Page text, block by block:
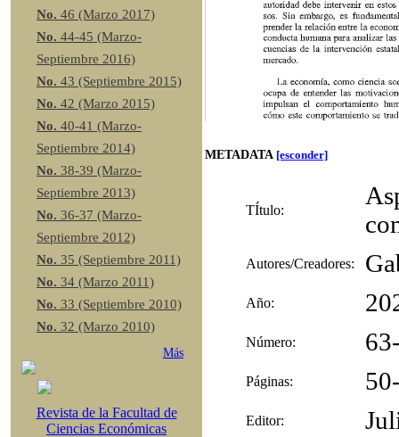
No. 46 (Marzo 2017)
No. 44-45 (Marzo-
Septiembre 2016)
No. 43 (Septiembre 2015)
No. 42 (Marzo 2015)
No. 40-41 (Marzo-
Septiembre 2014)
No. 38-39 (Marzo-
Septiembre 2013)
No. 36-37 (Marzo-
Septiembre 2012)
No. 35 (Septiembre 2011)
No. 34 (Marzo 2011)
No. 33 (Septiembre 2010)
No. 32 (Marzo 2010)
Más
Revista de la Facultad de
Ciencias Económicas
METADATA [esconder]
TÍtulo:
Autores/Creadores:
Año:
Número:
Páginas:
Editor: